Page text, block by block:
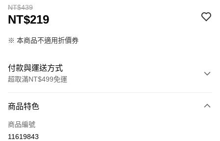
NT$439
NT$219
※ 本商品不適用折價券
付款與運送方式
超取滿NT$499免運
icash Pay
信用卡一次付款
商品特色
商品編號
11619843